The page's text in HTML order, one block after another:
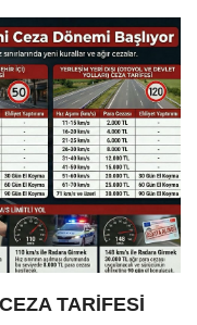
TARİFESİ